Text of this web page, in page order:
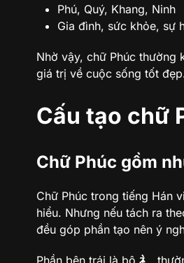
Phú, Quý, Khang, Ninh
Gia đình, sức khỏe, sự
Nhờ vậy, chữ Phúc thường
giá trị về cuộc sống tốt
Cấu tạo chữ
Chữ Phúc gồm
Chữ Phúc trong tiếng Hán
hiểu. Nhưng nếu tách ra
đều góp phần tạo nên ý
Phần bên trái là bộ 礻 ,